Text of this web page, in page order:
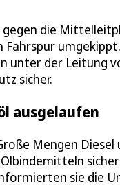
die
der Leitung
sicher.
ausgelaufen
Mengen
sie die